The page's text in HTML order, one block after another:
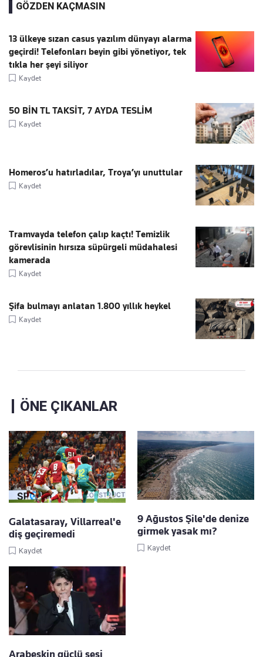
GÖZDEN KAÇMASIN
13 ülkeye sızan casus yazılım dünyayı alarma
geçirdi! Telefonları beyin gibi yönetiyor, tek
tıkla her şeyi siliyor
Kaydet
50 BİN TL TAKSİT, 7 AYDA TESLİM
Kaydet
Homeros’u hatırladılar, Troya’yı unuttular
Kaydet
Tramvayda telefon çalıp kaçtı! Temizlik
görevlisinin hırsıza süpürgeli müdahalesi
kamerada
Kaydet
Şifa bulmayı anlatan 1.800 yıllık heykel
Kaydet
ÖNE ÇIKANLAR
Galatasaray, Villarreal'e
diş geçiremedi
Kaydet
9 Ağustos Şile'de denize
girmek yasak mı?
Kaydet
Arabeskin güçlü sesi